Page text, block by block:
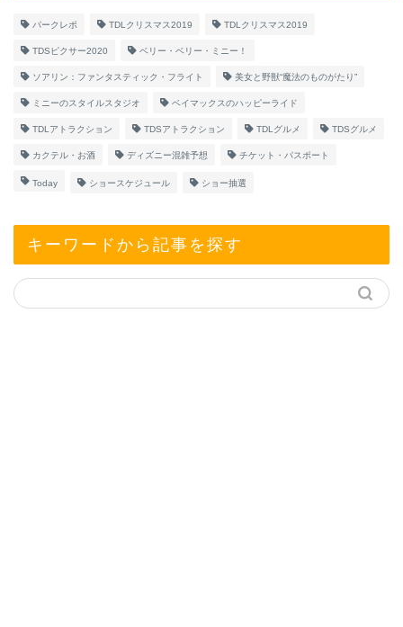
パークレポ TDLクリスマス2019 TDLクリスマス2019
TDSピクサー2020 ベリー・ベリー・ミニー！
ソアリン：ファンタスティック・フライト 美女と野獣“魔法のものがたり”
ミニーのスタイルスタジオ ベイマックスのハッピーライド
TDLアトラクション TDSアトラクション TDLグルメ TDSグルメ
カクテル・お酒 ディズニー混雑予想 チケット・パスポート
Today ショースケジュール ショー抽選
キーワードから記事を探す